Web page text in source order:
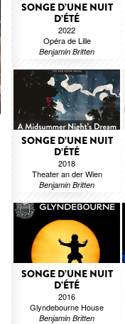
SONGE D’UNE NUIT
D’ÉTÉ
2022
Opéra de Lille
Benjamin Britten
SONGE D’UNE NUIT
D’ÉTÉ
2018
Theater an der Wien
Benjamin Britten
SONGE D’UNE NUIT
D’ÉTÉ
2016
Glyndebourne House
Benjamin Britten